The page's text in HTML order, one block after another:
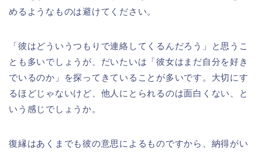
めるようなものは避けてください。
「彼はどういうつもりで連絡してくるんだろう」と思うこ
とも多いでしょうが、だいたいは「彼女はまだ自分を好き
でいるのか」を探ってきていることが多いです。大切にす
るほどじゃないけど、他人にとられるのは面白くない、と
いう感じでしょうか。
復縁はあくまでも彼の意思によるものですから、納得がい